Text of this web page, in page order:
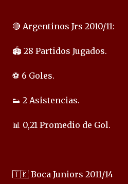
🔴 Argentinos Jrs 2010/11:
🏟️ 28 Partidos Jugados.
⚽ 6 Goles.
👟 2 Asistencias.
📊 0,21 Promedio de Gol.
🇹🇰 Boca Juniors 2011/14